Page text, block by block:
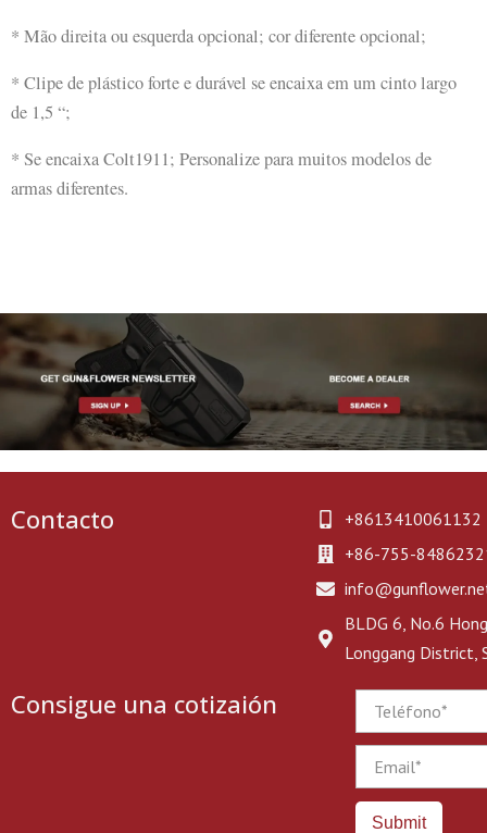
* Mão direita ou esquerda opcional; cor diferente opcional;
* Clipe de plástico forte e durável se encaixa em um cinto largo
de 1,5 “;
* Se encaixa Colt1911; Personalize para muitos modelos de
armas diferentes.
Contacto
+8613410061132
+86-755-
BLDG 6, No.6
Longgang District,
Consigue una cotizaión
Submit